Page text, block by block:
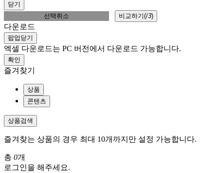
닫기
선택취소
비교하기(/3)
다운로드
팝업닫기
엑셀 다운로드는 PC 버전에서 다운로드 가능합니다.
확인
즐겨찾기
상품
콘텐츠
상품검색
즐겨찾는 상품의 경우 최대 10개까지만 설정 가능합니다.
총 0개
로그인을 해주세요.